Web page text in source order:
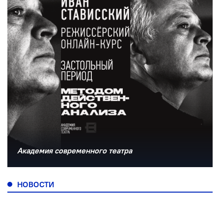
Академия современного театра
НОВОСТИ